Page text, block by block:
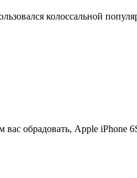
колоссальной
обрадовать, Apple iPhone